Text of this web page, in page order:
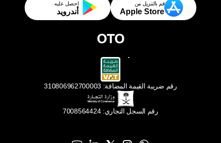
قم بالتنزيل من
Apple Store
احصل عليه
أندرويد
رقم ضريبة القيمة المضافة: 310806962700003
رقم السجل التجاري: 7008564424